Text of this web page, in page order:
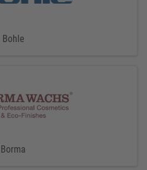
Bohle
Borma